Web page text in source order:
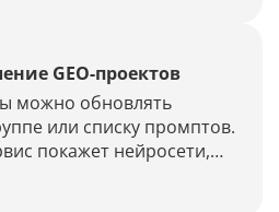
GEO-проектов
можно обновлять
или списку промптов.
покажет нейросети,
лимитов. Проверьте
GEO-работ без